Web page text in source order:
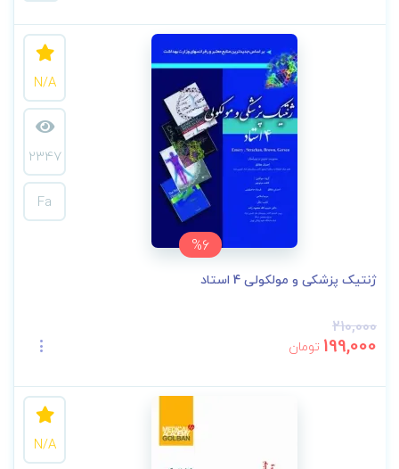
%6
N/A
2347
Fa
ژنتیک پزشکی و مولکولی 4 استاد
210,000
199,000 تومان
N/A